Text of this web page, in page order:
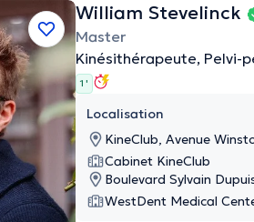
William Stevelinck
Master
Kinésithérapeute, Pelvi-
1 '
Localisation
KineClub, Avenue
Cabinet KineClub
Boulevard Sylvain
WestDent Medical